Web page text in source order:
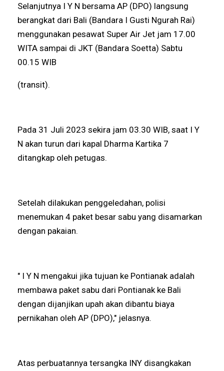
Selanjutnya I Y N bersama AP (DPO) langsung
berangkat dari Bali (Bandara I Gusti Ngurah Rai)
menggunakan pesawat Super Air Jet jam 17.00
WITA sampai di JKT (Bandara Soetta) Sabtu
00.15 WIB
(transit).
Pada 31 Juli 2023 sekira jam 03.30 WIB, saat I Y
N akan turun dari kapal Dharma Kartika 7
ditangkap oleh petugas.
Setelah dilakukan penggeledahan, polisi
menemukan 4 paket besar sabu yang disamarkan
dengan pakaian.
" I Y N mengakui jika tujuan ke Pontianak adalah
membawa paket sabu dari Pontianak ke Bali
dengan dijanjikan upah akan dibantu biaya
pernikahan oleh AP (DPO)," jelasnya.
Atas perbuatannya tersangka INY disangkakan